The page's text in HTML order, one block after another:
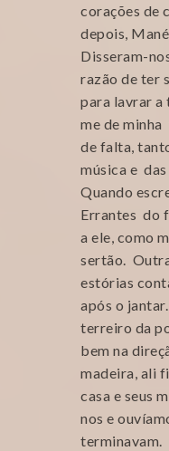
corações de
depois,
Disseram-
razão de ter
para lavrar a
me de
de falta,
música e das
Quando
Errantes do
a ele, como
sertão.
estórias
após o
terreiro da
bem na
madeira, ali
casa e seus
nos e
terminavam.